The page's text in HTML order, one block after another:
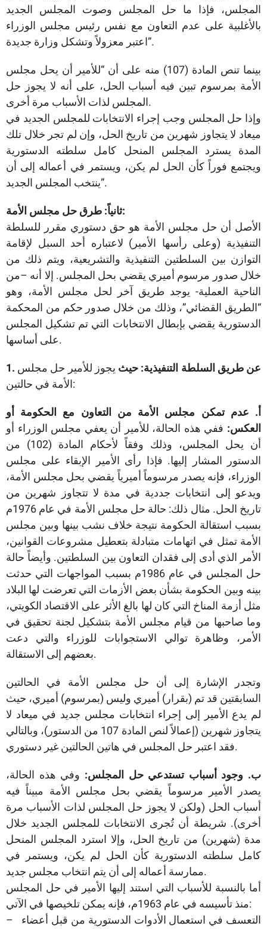
المجلس، فإذا ما حل المجلس وصوت المجلس الجديد
بالأغلبية على عدم التعاون مع نفس رئيس مجلس الوزراء
اعتبر معزولاً وتشكل وزارة جديدة”.
بينما تنص المادة (107) منه على أن “للأمير أن يحل مجلس
الأمة بمرسوم تبين فيه أسباب الحل، على أنه لا يجوز حل
المجلس لذات الأسباب مرة أخرى.
وإذا حل المجلس وجب إجراء الانتخابات للمجلس الجديد في
ميعاد لا يتجاوز شهرين من تاريخ الحل، وإن لم تجر خلال تلك
المدة يسترد المجلس المنحل كامل سلطته الدستورية
ويجتمع فوراً كأن الحل لم يكن، ويستمر في أعماله إلى أن
ينتخب المجلس الجديد”.
ثانياً: طرق حل مجلس الأمة:
الأصل أن حل مجلس الأمة هو حق دستوري مقرر للسلطة
التنفيذية (وعلى رأسها الأمير) لاعتباره أحد السبل لإقامة
التوازن بين السلطتين التنفيذية والتشريعية، ويتم ذلك من
خلال صدور مرسوم أميري يقضي بحل المجلس. إلا أنه –من
الناحية العملية- يوجد طريق آخر لحل مجلس الأمة، وهو
“الطريق القضائي”، وذلك من خلال صدور حكم من المحكمة
الدستورية يقضي بإبطال الانتخابات التي تم تشكيل المجلس
على أساسها.
1. عن طريق السلطة التنفيذية: حيث يجوز للأمير حل مجلس
الأمة في حالتين:
أ‌. عدم تمكن مجلس الأمة من التعاون مع الحكومة أو
العكس: ففي هذه الحالة، للأمير أن يعفي مجلس الوزراء أو
أن يحل المجلس، وذلك وفقاً لأحكام المادة (102) من
الدستور المشار إليها. فإذا رأى الأمير الإبقاء على مجلس
الوزراء، فإنه يصدر مرسوماً أميرياً يقضي بحل مجلس الأمة،
ويدعو إلى انتخابات جددية في مدة لا تتجاوز شهرين من
تاريخ الحل. مثال ذلك: حالة حل مجلس الأمة في عام 1976م
بسبب استقالة الحكومة نتيجة خلاف نشب بينها وبين مجلس
الأمة تمثل في اتهامات متبادلة بتعطيل مشروعات القوانين،
الأمر الذي أدى إلى فقدان التعاون بين السلطتين. وأيضاً حالة
حل المجلس في عام 1986م بسبب المواجهات التي حدثت
بينه وبين الحكومة بشأن بعض الأزمات التي تعرضت لها البلاد
مثل أزمة المناخ التي كان لها بالغ الأثر على الاقتصاد الكويتي،
وما صاحبها من قيام مجلس الأمة بتشكيل لجنة تحقيق في
الأمر، وظاهرة توالي الاستجوابات للوزراء والتي دعت
بعضهم إلى الاستقالة.
وتجدر الإشارة إلى أن حل مجلس الأمة في الحالتين
السابقتين قد تم (بقرار) أميري وليس (بمرسوم) أميري، حيث
لم يدع الأمير إلى إجراء انتخابات مجلس جديد في ميعاد لا
يتجاوز شهرين (إعمالاً لنص المادة 107 من الدستور)، وبالتالي
فقد اعتبر حل المجلس في هاتين الحالتين غير دستوري.
ب‌. وجود أسباب تستدعي حل المجلس: وفي هذه الحالة،
يصدر الأمير مرسوماً يقضي بحل مجلس الأمة مبيناً فيه
أسباب الحل (ولكن لا يجوز حل المجلس لذات الأسباب مرة
أخرى). شريطة أن تُجرى الانتخابات للمجلس الجديد خلال
مدة (شهرين) من تاريخ الحل، وإلا استرد المجلس المنحل
كامل سلطته الدستورية كأن الحل لم يكن، ويستمر في
ممارسة أعماله إلى أن يتم انتخاب مجلس جديد.
أما بالنسبة للأسباب التي استند إليها الأمير في حل المجلس
منذ تأسيسه في عام 1963م، فإنه يمكن تلخيصها في الآتي:
– التعسف في استعمال الأدوات الدستورية من قبل أعضاء